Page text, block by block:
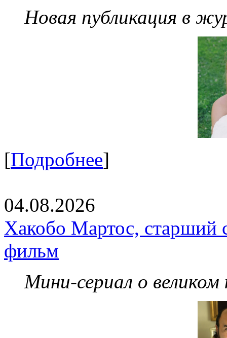
Новая публикация в
[Подробнее]
04.08.2026
Хакобо Мартос, старший
фильм
Мини-сериал о великом